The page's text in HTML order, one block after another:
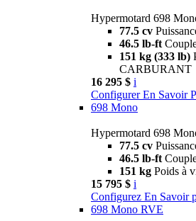
Hypermotard 698
77.5 cv
46.5 lb-ft
151 kg (333 lb)
CARBURANT
16 295 $ i
Configurer En Savoir
698 Mono
Hypermotard 698
77.5 cv
46.5 lb-ft
151 kg Poids à
15 795 $ i
Configurez En Savoir
698 Mono RVE